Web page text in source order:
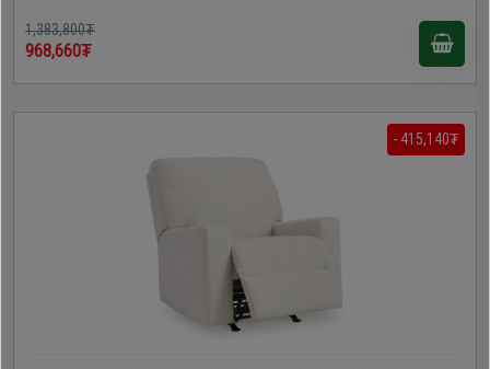
1,383,800₮
968,660₮
- 415,140₮